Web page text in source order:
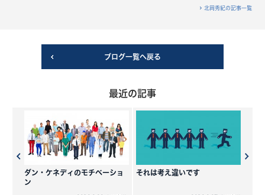
北岡秀紀の記事一覧
ブログ一覧へ戻る
最近の記事
ダン・ケネディのモチベーショ
ン
それは考え違いです